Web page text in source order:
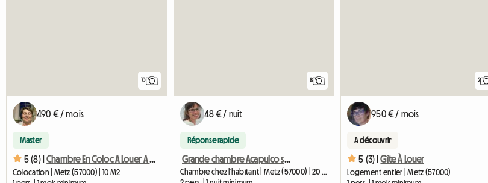
10
490 € / mois
Master
5 (8) | Chambre En Coloc A Louer A Metz Centre Ville
Colocation | Metz (57000) | 10 M2
8
48 € / nuit
Réponse rapide
Grande chambre Acapulco salle de bain privée, vélo
Chambre chez l'habitant | Metz (57000) | 20 M2
2
950 € / mois
A découvrir
5 (3) | Gîte À Louer
Logement entier | Metz (57000)